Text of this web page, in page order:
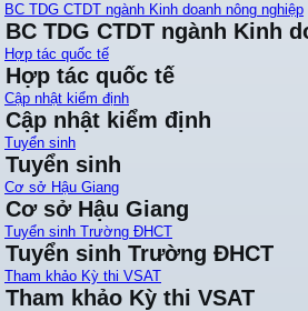
BC TDG CTDT ngành Kinh doanh nông nghiệp
BC TDG CTDT ngành Kinh
Hợp tác quốc tế
Hợp tác quốc tế
Cập nhật kiểm định
Cập nhật kiểm định
Tuyển sinh
Tuyển sinh
Cơ sở Hậu Giang
Cơ sở Hậu Giang
Tuyển sinh Trường ĐHCT
Tuyển sinh Trường ĐHCT
Tham khảo Kỳ thi VSAT
Tham khảo Kỳ thi VSAT